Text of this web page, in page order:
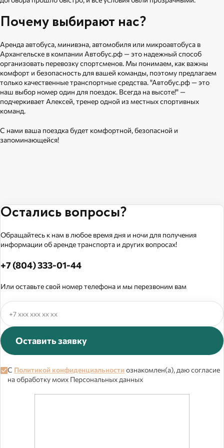
Почему выбирают нас?
Аренда автобуса, минивэна, автомобиля или микроавтобуса в
Архангельске в компании Автобус.рф — это надежный способ
организовать перевозку спортсменов. Мы понимаем, как важны
комфорт и безопасность для вашей команды, поэтому предлагаем
только качественные транспортные средства. "Автобус.рф — это
наш выбор номер один для поездок. Всегда на высоте!" —
подчеркивает Алексей, тренер одной из местных спортивных
команд.
С нами ваша поездка будет комфортной, безопасной и
запоминающейся!
Остались вопросы?
Обращайтесь к нам в любое время дня и ночи для получения
информации об аренде транспорта и других вопросах!
+7 (804) 333-01-44
Или оставьте свой номер телефона и мы перезвоним вам
Оставить заявку
С Политикой конфиденциальностиознакомлен(а), даю согласие
на обработку моих Персональных данных